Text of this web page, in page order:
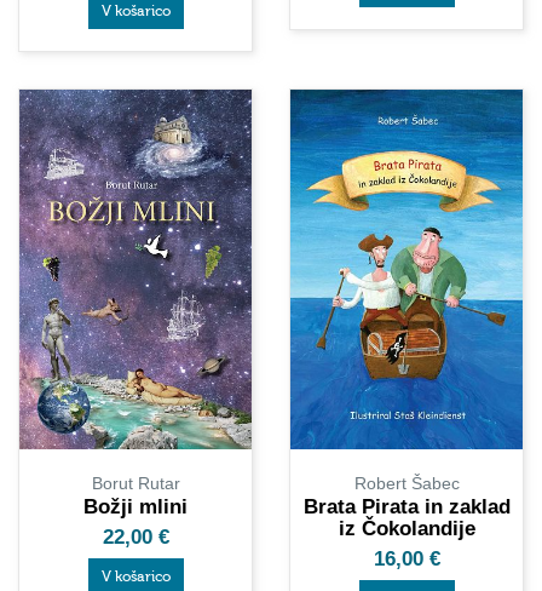
V košarico
Borut Rutar
Božji mlini
22,00 €
V košarico
Robert Šabec
Brata Pirata in zaklad
iz Čokolandije
16,00 €